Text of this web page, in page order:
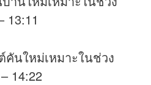
นใหม่เหมาะในช่วง